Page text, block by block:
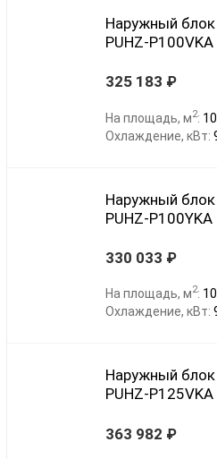
Наружный
PUHZ-P100VKA
325 183
На площадь, м2:
Охлаждение, кВт:
Наружный
PUHZ-P100YKA
330 033
На площадь, м2:
Охлаждение, кВт:
Наружный
PUHZ-P125VKA
363 982